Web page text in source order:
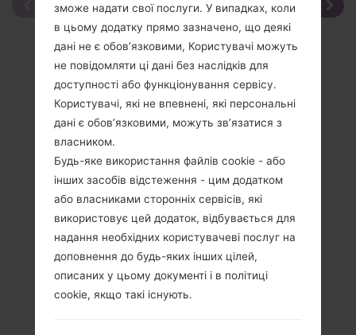
зможе надати свої послуги. У випадках, коли
в цьому додатку прямо зазначено, що деякі
дані не є обов’язковими, Користувачі можуть
не повідомляти ці дані без наслідків для
доступності або функціонування сервісу.
Користувачі, які не впевнені, які персональні
дані є обов’язковими, можуть зв’язатися з
власником.
Будь-яке використання файлів cookie - або
інших засобів відстеження - цим додатком
або власниками сторонніх сервісів, які
використовує цей додаток, відбувається для
надання необхідних користувачеві послуг на
доповнення до будь-яких інших цілей,
описаних у цьому документі і в політиці
cookie, якщо такі існують.